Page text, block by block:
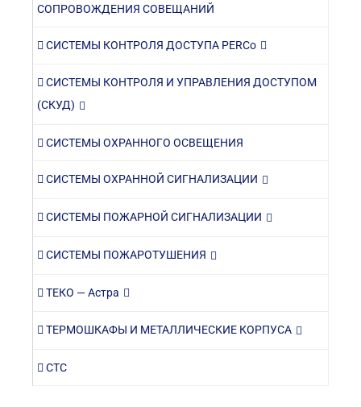
СОПРОВОЖДЕНИЯ СОВЕЩАНИЙ
СИСТЕМЫ КОНТРОЛЯ ДОСТУПА PERCo
СИСТЕМЫ КОНТРОЛЯ И УПРАВЛЕНИЯ ДОСТУПОМ
(СКУД)
СИСТЕМЫ ОХРАННОГО ОСВЕЩЕНИЯ
СИСТЕМЫ ОХРАННОЙ СИГНАЛИЗАЦИИ
СИСТЕМЫ ПОЖАРНОЙ СИГНАЛИЗАЦИИ
СИСТЕМЫ ПОЖАРОТУШЕНИЯ
ТЕКО — Астра
ТЕРМОШКАФЫ И МЕТАЛЛИЧЕСКИЕ КОРПУСА
СТС